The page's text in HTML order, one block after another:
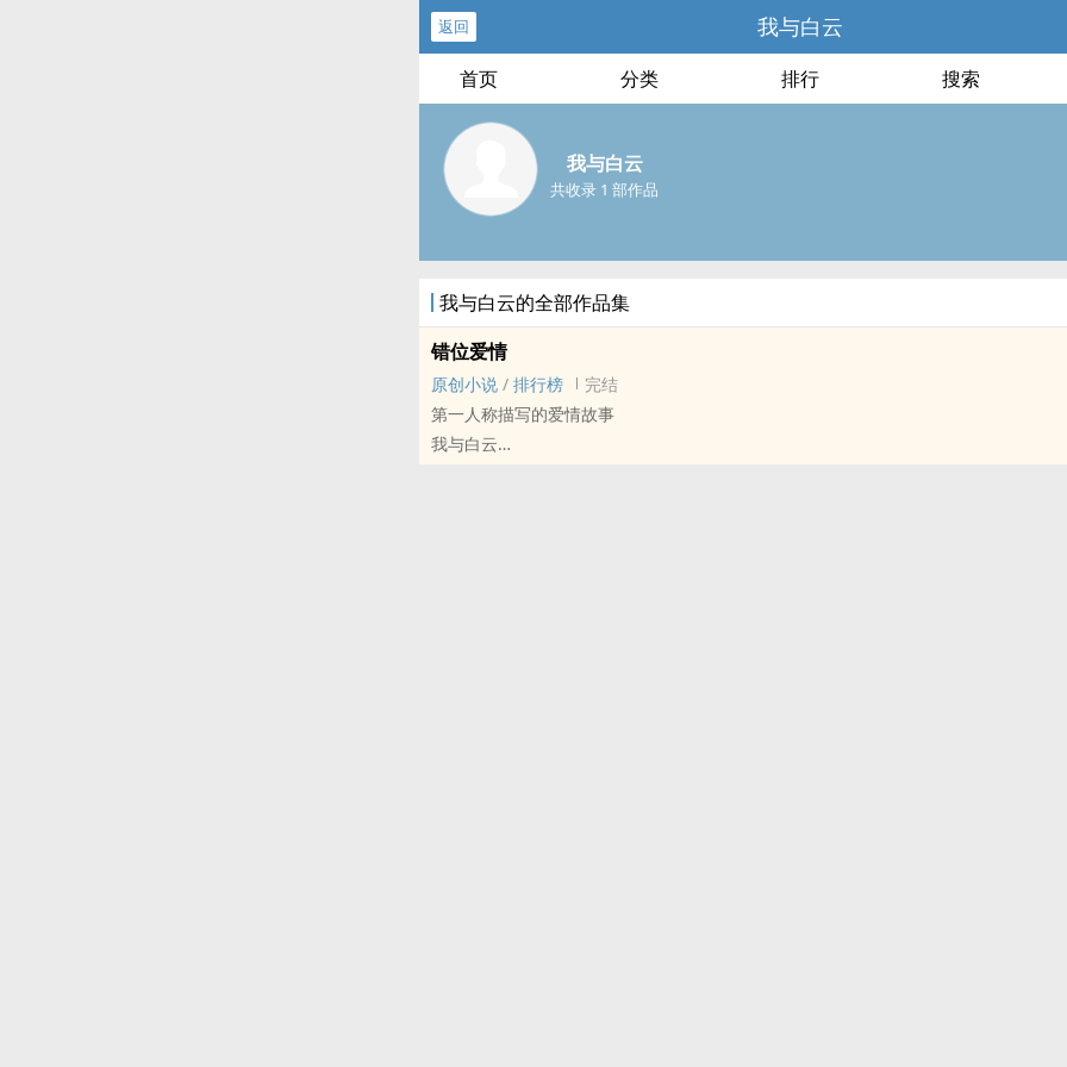
返回 我与白云
首页 分类 排行 搜索
我与白云
共收录 1 部作品
我与白云的全部作品集
错位爱情
原创小说 / 排行榜
完结
第一人称描写的爱情故事
我与白云